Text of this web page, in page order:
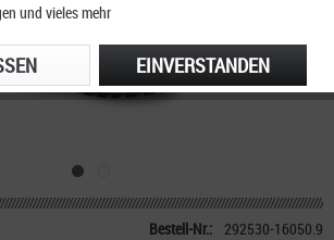
Bestell-Nr.: 292530-16050.9
und vieles mehr
EINVERSTANDEN